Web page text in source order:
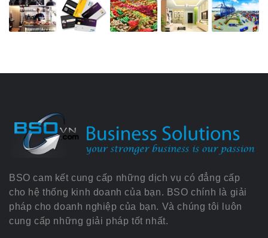
BSO cam kết cung cấp những dịch vụ có đẳng cấp
cho hệ thống kinh doanh của bạn. BSO chính là giải
pháp cho doanh nghiệp của bạn. Và chúng tôi luôn
cung cấp những giải pháp tốt nhất.